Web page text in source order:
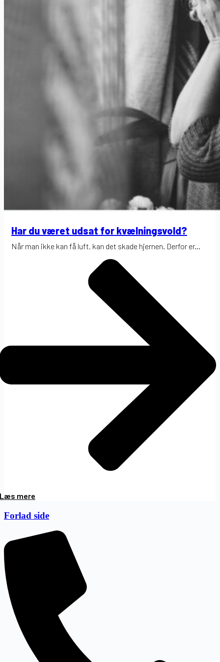
Har du været udsat for kvælningsvold?
Når man ikke kan få luft, kan det skade hjernen. Derfor er...
Læs mere
Forlad side